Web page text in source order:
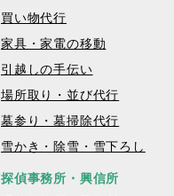
買い物代行
家具・家電の移動
引越しの手伝い
場所取り・並び代行
墓参り・墓掃除代行
雪かき・除雪・雪下ろし
探偵事務所・興信所